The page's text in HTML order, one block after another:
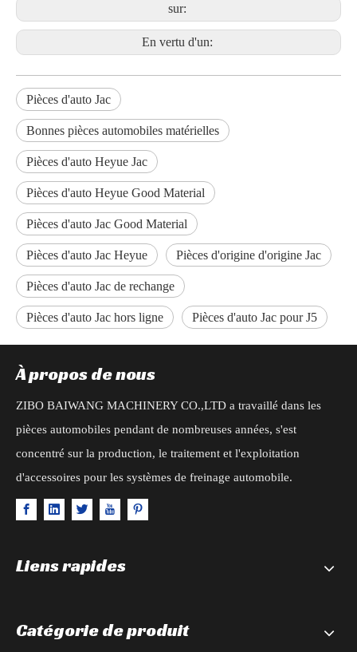
sur:
En vertu d'un:
Pièces d'auto Jac
Bonnes pièces automobiles matérielles
Pièces d'auto Heyue Jac
Pièces d'auto Heyue Good Material
Pièces d'auto Jac Good Material
Pièces d'auto Jac Heyue Pièces d'origine d'origine Jac
Pièces d'auto Jac de rechange
Pièces d'auto Jac hors ligne Pièces d'auto Jac pour J5
À propos de nous
ZIBO BAIWANG MACHINERY CO.,LTD a travaillé dans les
pièces automobiles pendant de nombreuses années, s'est
concentré sur la production, le traitement et l'exploitation
d'accessoires pour les systèmes de freinage automobile.
Liens rapides
Catégorie de produit